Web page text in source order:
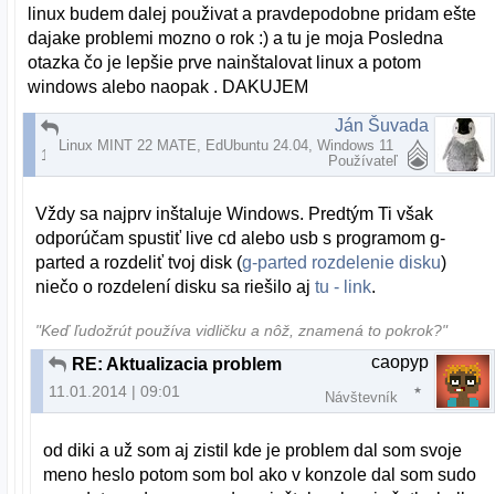
linux budem dalej použivat a pravdepodobne pridam ešte
dajake problemi mozno o rok :) a tu je moja Posledna
otazka čo je lepšie prve nainštalovat linux a potom
windows alebo naopak . DAKUJEM
10.01.2014 | 21:36
Ján Šuvada
Linux MINT 22 MATE, EdUbuntu 24.04, Windows 11
Používateľ
Vždy sa najprv inštaluje Windows. Predtým Ti však
odporúčam spustiť live cd alebo usb s programom g-
parted a rozdeliť tvoj disk (g-parted rozdelenie disku)
niečo o rozdelení disku sa riešilo ajtu - link.
"Keď ľudožrút používa vidličku a nôž, znamená to pokrok?"
RE: Aktualizacia problem
11.01.2014 | 09:01
caopyp
Návštevník
od diki a už som aj zistil kde je problem dal som svoje
meno heslo potom som bol ako v konzole dal som sudo